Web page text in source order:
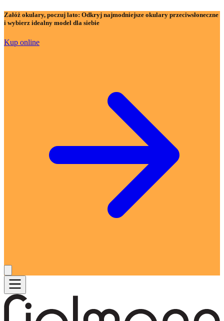
Załóż okulary, poczuj lato: Odkryj najmodniejsze okulary przeciwsłoneczne
i wybierz idealny model dla siebie
Kup online